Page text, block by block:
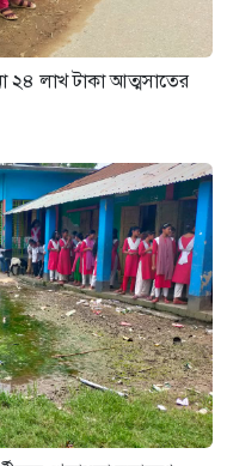
২৪ লাখ টাকা আত্মসাতের